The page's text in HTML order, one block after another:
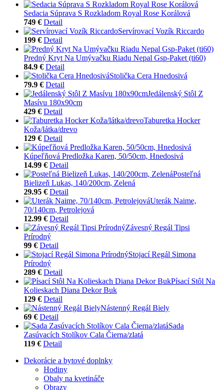
Sedacia Súprava S Rozkladom Royal Rose Korálová
749 € Detail
Servírovací Vozík Riccardo
199 € Detail
Predný Kryt Na Umývačku Riadu Nepal Gsp-Paket (ti60)
84.9 € Detail
Stolička Cera Hnedosivá
79.9 € Detail
Jedálenský Stôl Z
Masívu 180x90cm
429 € Detail
Taburetka Hocker
Koža/látka/drevo
129 € Detail
Kúpeľňová Predložka Karen, 50/50cm, Hnedosivá
14.99 € Detail
Posteľná
Bielizeň Lukas, 140/200cm, Zelená
29.95 € Detail
Uterák Naime,
70/140cm, Petrolejová
12.99 € Detail
Závesný Regál Tipsi
Prírodný
99 € Detail
Stojací Regál Simona
Prírodný
289 € Detail
Písací Stôl Na
Kolieskach Diana Dekor Buk
129 € Detail
Nástenný Regál Biely
69 € Detail
Sada
Zasúvacích Stolíkov Cala Čierna/zlatá
119 € Detail
Dekorácie a bytové doplnky
Hodiny
Obaly na kvetináče
Obrazy